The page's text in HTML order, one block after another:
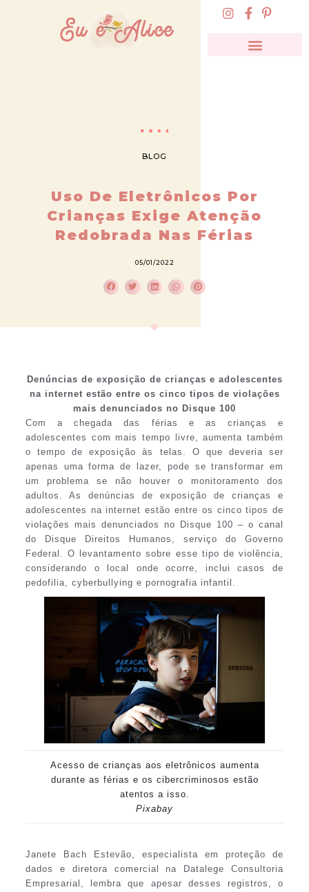
BLOG
Uso De Eletrônicos Por
Crianças Exige Atenção
Redobrada Nas Férias
05/01/2022
Denúncias de exposição de crianças e adolescentes
na internet estão entre os cinco tipos de violações
mais denunciados no Disque 100
Com a chegada das férias e as crianças e
adolescentes com mais tempo livre, aumenta também
o tempo de exposição às telas. O que deveria ser
apenas uma forma de lazer, pode se transformar em
um problema se não houver o monitoramento dos
adultos. As denúncias de exposição de crianças e
adolescentes na internet estão entre os cinco tipos de
violações mais denunciados no Disque 100 – o canal
do Disque Direitos Humanos, serviço do Governo
Federal. O levantamento sobre esse tipo de violência,
considerando o local onde ocorre, inclui casos de
pedofilia, cyberbullying e pornografia infantil.
Acesso de crianças aos eletrônicos aumenta
durante as férias e os cibercriminosos estão
atentos a isso.
Pixabay
Janete Bach Estevão, especialista em proteção de
dados e diretora comercial na Datalege Consultoria
Empresarial, lembra que apesar desses registros, o